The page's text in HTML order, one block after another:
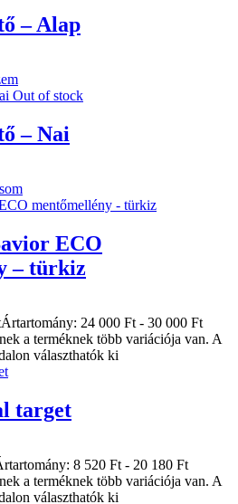
– Alap
Out of stock
– Nai
ECO
– türkiz
Ártartomány: 24 000 Ft - 30 000 Ft
a terméknek több variációja van. A
választhatók ki
target
8 520 Ft - 20 180 Ft
a terméknek több variációja van. A
választhatók ki